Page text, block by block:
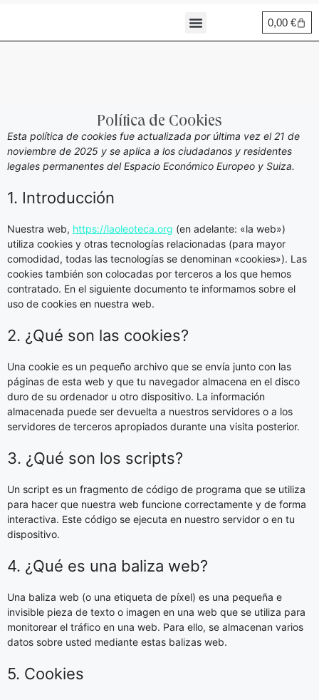
0,00 €
Política de Cookies
Esta política de cookies fue actualizada por última vez el 21 de
noviembre de 2025 y se aplica a los ciudadanos y residentes
legales permanentes del Espacio Económico Europeo y Suiza.
1. Introducción
Nuestra web, https://laoleoteca.org (en adelante: «la web»)
utiliza cookies y otras tecnologías relacionadas (para mayor
comodidad, todas las tecnologías se denominan «cookies»). Las
cookies también son colocadas por terceros a los que hemos
contratado. En el siguiente documento te informamos sobre el
uso de cookies en nuestra web.
2. ¿Qué son las cookies?
Una cookie es un pequeño archivo que se envía junto con las
páginas de esta web y que tu navegador almacena en el disco
duro de su ordenador u otro dispositivo. La información
almacenada puede ser devuelta a nuestros servidores o a los
servidores de terceros apropiados durante una visita posterior.
3. ¿Qué son los scripts?
Un script es un fragmento de código de programa que se utiliza
para hacer que nuestra web funcione correctamente y de forma
interactiva. Este código se ejecuta en nuestro servidor o en tu
dispositivo.
4. ¿Qué es una baliza web?
Una baliza web (o una etiqueta de píxel) es una pequeña e
invisible pieza de texto o imagen en una web que se utiliza para
monitorear el tráfico en una web. Para ello, se almacenan varios
datos sobre usted mediante estas balizas web.
5. Cookies